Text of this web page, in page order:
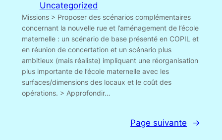
Uncategorized
Missions > Proposer des scénarios complémentaires
concernant la nouvelle rue et l’aménagement de l’école
maternelle : un scénario de base présenté en COPIL et
en réunion de concertation et un scénario plus
ambitieux (mais réaliste) impliquant une réorganisation
plus importante de l’école maternelle avec les
surfaces/dimensions des locaux et le coût des
opérations. > Approfondir…
Page suivante →